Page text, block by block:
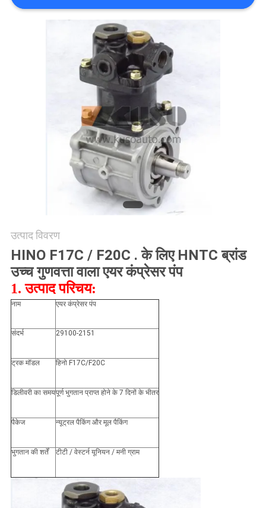
एक
उत्पाद विवरण
HINO F17C / F20C . के लिए HNTC ब्रांड
उच्च गुणवत्ता वाला एयर कंप्रेसर पंप
1. उत्पाद परिचय:
नाम एयर कंप्रेसर पंप
संदर्भ 29100-2151
ट्रक मॉडल हिनो F17C/F20C
डिलीवरी का समयपूर्ण भुगतान प्राप्त होने के 7 दिनों के भीतर
पैकेज न्यूट्रल पैकिंग और मूल पैकिंग
भुगतान की शर्तें टीटी / वेस्टर्न यूनियन / मनी ग्राम